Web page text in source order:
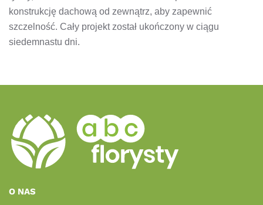
konstrukcję dachową od zewnątrz, aby zapewnić
szczelność. Cały projekt został ukończony w ciągu
siedemnastu dni.
O NAS